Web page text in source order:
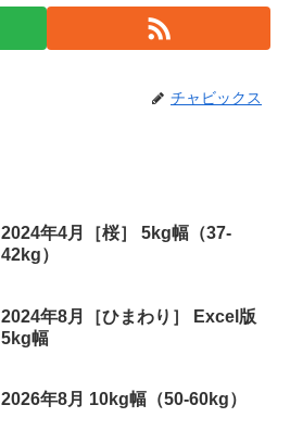
チャビックス
2024年4月［桜］ 5kg幅（37-
42kg）
2024年8月［ひまわり］ Excel版
5kg幅
2026年8月 10kg幅（50-60kg）